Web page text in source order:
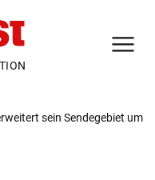
sein Sendegebiet um